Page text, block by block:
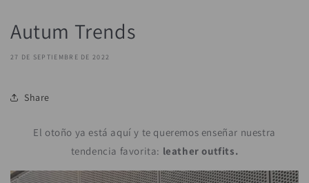
Autum Trends
27 DE SEPTIEMBRE DE 2022
Share
El otoño ya está aquí y te queremos enseñar nuestra
tendencia favorita: leather outfits.